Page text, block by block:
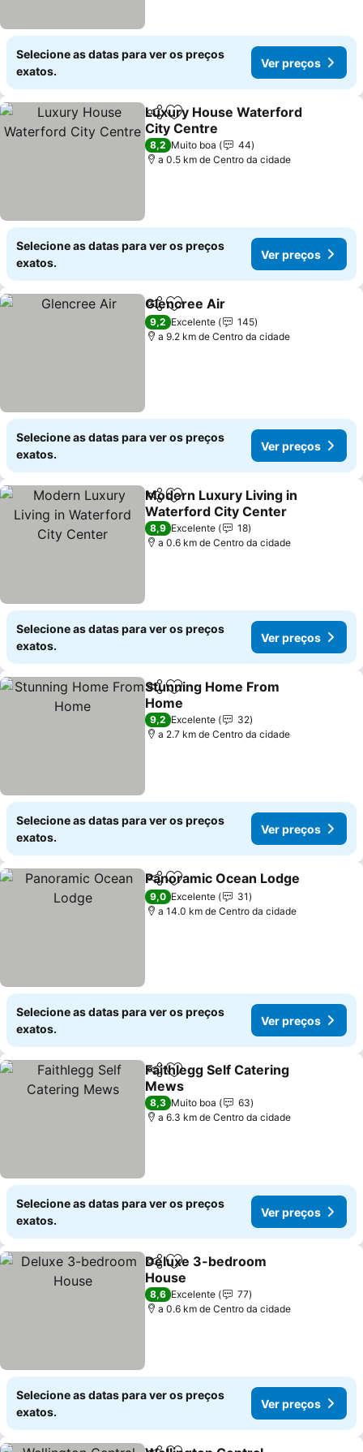
Selecione as datas para ver os preços
exatos.
Ver preços
PartilharAdicionar aos favoritos
Luxury House Waterford
City Centre
Ver preços
8,2 Muito boa
44
a 0.5 km de Centro da cidade
Selecione as datas para ver os preços
exatos.
Ver preços
PartilharAdicionar aos favoritos
Glencree Air
9,2 Excelente
145
a 9.2 km de Centro da cidade
Selecione as datas para ver os preços
exatos.
Ver preços
PartilharAdicionar aos favoritos
Modern Luxury Living in
Waterford City Center
Ver preços
8,9 Excelente
18
a 0.6 km de Centro da cidade
Selecione as datas para ver os preços
exatos.
Ver preços
PartilharAdicionar aos favoritos
Stunning Home From
Home
Ver preços
9,2 Excelente
32
a 2.7 km de Centro da cidade
Selecione as datas para ver os preços
exatos.
Ver preços
PartilharAdicionar aos favoritos
Panoramic Ocean Lodge
9,0 Excelente
31
a 14.0 km de Centro da cidade
Selecione as datas para ver os preços
exatos.
Ver preços
PartilharAdicionar aos favoritos
Faithlegg Self Catering
Mews
Ver preços
8,3 Muito boa
63
a 6.3 km de Centro da cidade
Selecione as datas para ver os preços
exatos.
Ver preços
PartilharAdicionar aos favoritos
Deluxe 3-bedroom
House
Ver preços
8,6 Excelente
77
a 0.6 km de Centro da cidade
Selecione as datas para ver os preços
exatos.
Ver preços